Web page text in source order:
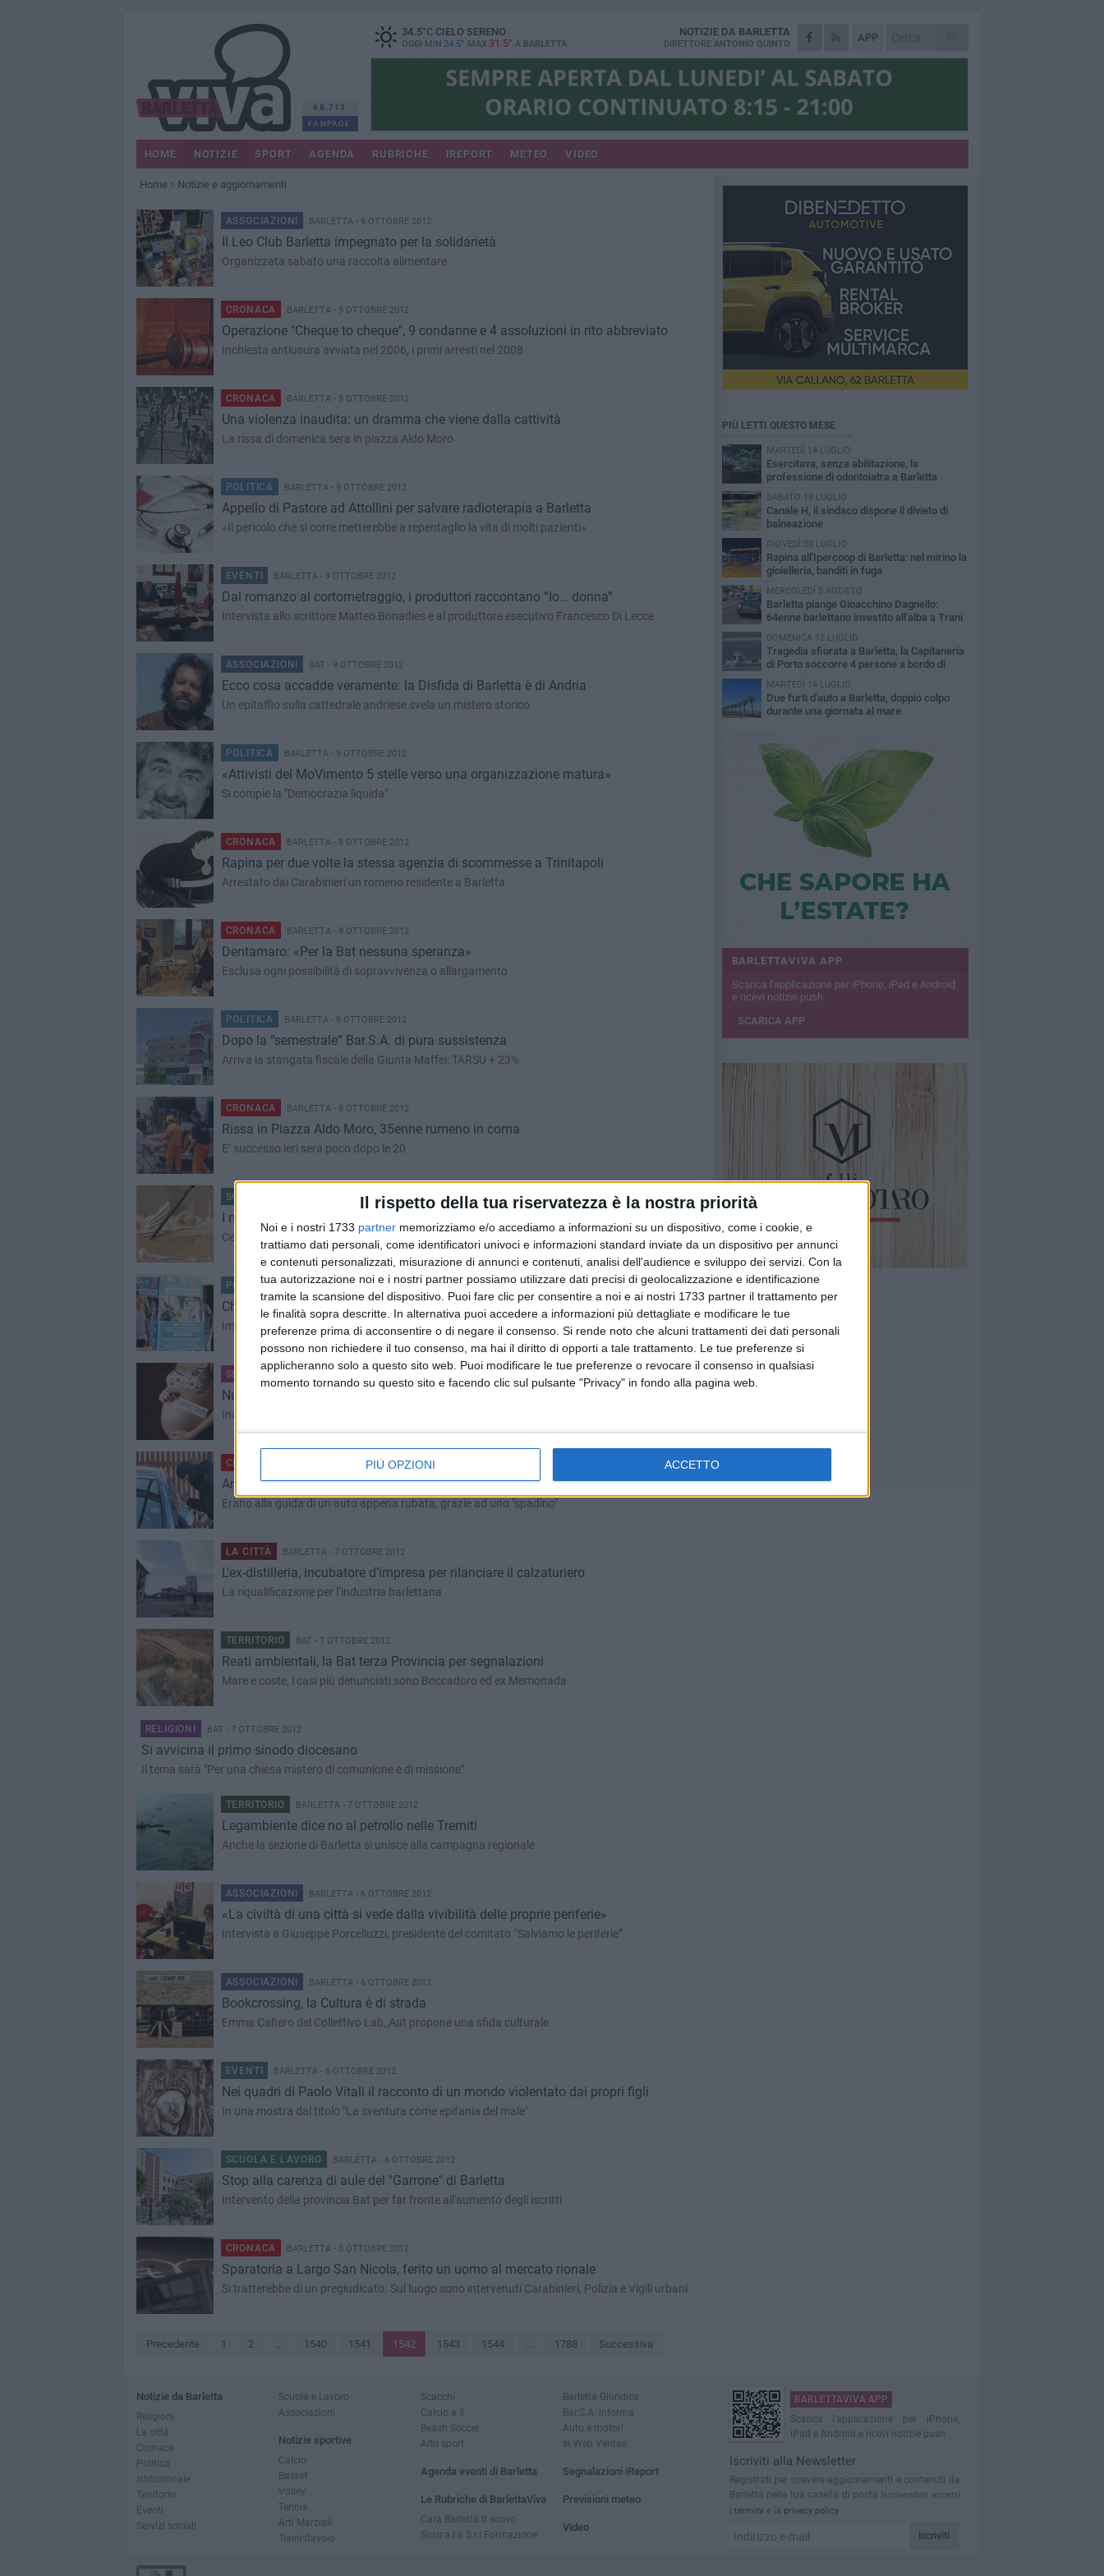
Il rispetto della tua riservatezza è la nostra priorità
Noi e i nostri 1733 partner memorizziamo e/o accediamo a informazioni su un dispositivo, come i cookie, e
trattiamo dati personali, come identificatori univoci e informazioni standard inviate da un dispositivo per annunci
e contenuti personalizzati, misurazione di annunci e contenuti, analisi dell'audience e sviluppo dei servizi. Con la
tua autorizzazione noi e i nostri partner possiamo utilizzare dati precisi di geolocalizzazione e identificazione
tramite la scansione del dispositivo. Puoi fare clic per consentire a noi e ai nostri 1733 partner il trattamento per
le finalità sopra descritte. In alternativa puoi accedere a informazioni più dettagliate e modificare le tue
preferenze prima di acconsentire o di negare il consenso. Si rende noto che alcuni trattamenti dei dati personali
possono non richiedere il tuo consenso, ma hai il diritto di opporti a tale trattamento. Le tue preferenze si
applicheranno solo a questo sito web. Puoi modificare le tue preferenze o revocare il consenso in qualsiasi
momento tornando su questo sito e facendo clic sul pulsante "Privacy" in fondo alla pagina web.
PIÙ OPZIONI ACCETTO
68.713
FANPAGE
34.5°CCIELO SERENO
OGGI MIN 24.5° MAX 31.5° A BARLETTA
APP
NOTIZIE DA BARLETTA
DIRETTORE ANTONIO QUINTO
HOME NOTIZIE SPORT AGENDA RUBRICHE IREPORT METEO VIDEO
Home Notizie e aggiornamenti
ASSOCIAZIONI BARLETTA - 9 OTTOBRE 2012
Il Leo Club Barletta impegnato per la solidarietà
Organizzata sabato una raccolta alimentare
CRONACA BARLETTA - 9 OTTOBRE 2012
Operazione "Cheque to cheque", 9 condanne e 4 assoluzioni in rito abbreviato
Inchiesta antiusura avviata nel 2006, i primi arresti nel 2008
CRONACA BARLETTA - 9 OTTOBRE 2012
Una violenza inaudita: un dramma che viene dalla cattività
La rissa di domenica sera in piazza Aldo Moro
POLITICA BARLETTA - 9 OTTOBRE 2012
Appello di Pastore ad Attollini per salvare radioterapia a Barletta
«Il pericolo che si corre metterebbe a repentaglio la vita di molti pazienti»
EVENTI BARLETTA - 9 OTTOBRE 2012
Dal romanzo al cortometraggio, i produttori raccontano “Io… donna”
Intervista allo scrittore Matteo Bonadies e al produttore esecutivo Francesco Di Lecce
ASSOCIAZIONI BAT - 9 OTTOBRE 2012
Ecco cosa accadde veramente: la Disfida di Barletta è di Andria
Un epitaffio sulla cattedrale andriese svela un mistero storico
POLITICA BARLETTA - 9 OTTOBRE 2012
«Attivisti del MoVimento 5 stelle verso una organizzazione matura»
Si compie la "Democrazia liquida"
CRONACA BARLETTA - 8 OTTOBRE 2012
Rapina per due volte la stessa agenzia di scommesse a Trinitapoli
Arrestato dai Carabinieri un romeno residente a Barletta
CRONACA BARLETTA - 8 OTTOBRE 2012
Dentamaro: «Per la Bat nessuna speranza»
Esclusa ogni possibilità di sopravvivenza o allargamento
POLITICA BARLETTA - 8 OTTOBRE 2012
Dopo la “semestrale” Bar.S.A. di pura sussistenza
Arriva la stangata fiscale della Giunta Maffei: TARSU + 23%
CRONACA BARLETTA - 8 OTTOBRE 2012
Rissa in Piazza Aldo Moro, 35enne rumeno in coma
E’ successo ieri sera poco dopo le 20
SCUOLA E LAVORO BARLETTA - 8 OTTOBRE 2012
I mestieri tradizionali ci salveranno
Cercasi giovani artigiani, Barletta ha già cominciato
POLITICA BARLETTA - 8 OTTOBRE 2012
Chi vuole staccare la spina all'amministrazione comunale tra i barlettani?
Impressioni dal primo weekend della raccolta firme avviata dal centrodestra barlettano
SERVIZI SOCIALI BARLETTA - 8 OTTOBRE 2012
Nuova sede per il centro di aiuto per gestanti e mamme in difficoltà
Inaugurazione questo pomeriggio presso la parrocchia di San Giovanni Apostolo
CRONACA BARLETTA - 7 OTTOBRE 2012
Ancora furti d'auto a Barletta, arrestati un 19enne e un 17enne
Erano alla guida di un auto appena rubata, grazie ad uno "spadino"
LA CITTÀ BARLETTA - 7 OTTOBRE 2012
L’ex-distilleria, incubatore d’impresa per rilanciare il calzaturiero
La riqualificazione per l’industria barlettana
TERRITORIO BAT - 7 OTTOBRE 2012
Reati ambientali, la Bat terza Provincia per segnalazioni
Mare e coste, i casi più denunciati sono Boccadoro ed ex Memonada
RELIGIONI BAT - 7 OTTOBRE 2012
Si avvicina il primo sinodo diocesano
Il tema sarà "Per una chiesa mistero di comunione e di missione"
TERRITORIO BARLETTA - 7 OTTOBRE 2012
Legambient​e dice no al petrolio nelle Tremiti
Anche la sezione di Barletta si unisce alla campagna regionale
ASSOCIAZIONI BARLETTA - 6 OTTOBRE 2012
«La civiltà di una città si vede dalla vivibilità delle proprie periferie»
Intervista a Giuseppe Porcelluzzi, presidente del comitato “Salviamo le periferie”
ASSOCIAZIONI BARLETTA - 6 OTTOBRE 2012
Bookcrossing, la Cultura è di strada
Emma Cafiero del Collettivo Lab_Aut propone una sfida culturale
EVENTI BARLETTA - 6 OTTOBRE 2012
Nei quadri di Paolo Vitali il racconto di un mondo violentato dai propri figli
In una mostra dal titolo "La sventura come epifania del male"
SCUOLA E LAVORO BARLETTA - 6 OTTOBRE 2012
Stop alla carenza di aule del "Garrone" di Barletta
Intervento della provincia Bat per far fronte all'aumento degli iscritti
CRONACA BARLETTA - 5 OTTOBRE 2012
Sparatoria a Largo San Nicola, ferito un uomo al mercato rionale
Si tratterebbe di un pregiudicato. Sul luogo sono intervenuti Carabinieri, Polizia e Vigili urbani
Precedente 1 2 ... 1540 1541 1542 1543 1544 ... 1788 Successiva
PIÙ LETTI QUESTO MESE
MARTEDÌ 14 LUGLIO
Esercitava, senza abilitazione, la
professione di odontoiatra a Barletta
SABATO 18 LUGLIO
Canale H, il sindaco dispone il divieto di
balneazione
GIOVEDÌ 30 LUGLIO
Rapina all'Ipercoop di Barletta: nel mirino la
gioielleria, banditi in fuga
MERCOLEDÌ 5 AGOSTO
Barletta piange Gioacchino Dagnello:
64enne barlettano investito all'alba a Trani
DOMENICA 12 LUGLIO
Tragedia sfiorata a Barletta, la Capitaneria
di Porto soccorre 4 persone a bordo di
tavole Sup
MARTEDÌ 14 LUGLIO
Due furti d'auto a Barletta, doppio colpo
durante una giornata al mare
BARLETTAVIVA APP
Scarica l'applicazione per iPhone, iPad e Android
e ricevi notizie push
SCARICA APP
Notizie da Barletta
Religioni
La città
Cronaca
Politica
Istituzionale
Territorio
Eventi
Servizi sociali
Scuola e Lavoro
Associazioni
Notizie sportive
Calcio
Basket
Volley
Tennis
Arti Marziali
Tennistavolo
Scacchi
Calcio a 5
Beach Soccer
Altri sport
Agenda eventi di Barletta
Le Rubriche di BarlettaViva
Cara Barletta ti scrivo
Sicur.a.l.a S.r.l Formazione
Barletta Giuridica
Bar.S.A. informa
Auto e motori
In Web Veritas
Segnalazioni iReport
Previsioni meteo
Video
BARLETTAVIVA APP
Scarica l'applicazione per iPhone,
iPad e Android e ricevi notizie push
Iscriviti alla Newsletter
Registrati per ricevere aggiornamenti e contenuti da
Barletta nella tua casella di posta Iscrivendoti accetti
i termini e la privacy policy
Iscriviti